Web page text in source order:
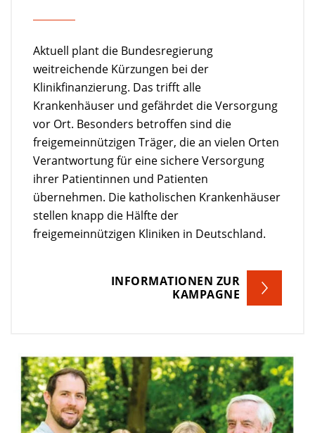
Aktuell plant die Bundesregierung
weitreichende Kürzungen bei der
Klinikfinanzierung. Das trifft alle
Krankenhäuser und gefährdet die Versorgung
vor Ort. Besonders betroffen sind die
freigemeinnützigen Träger, die an vielen Orten
Verantwortung für eine sichere Versorgung
ihrer Patientinnen und Patienten
übernehmen. Die katholischen Krankenhäuser
stellen knapp die Hälfte der
freigemeinnützigen Kliniken in Deutschland.
INFORMATIONEN ZUR
KAMPAGNE